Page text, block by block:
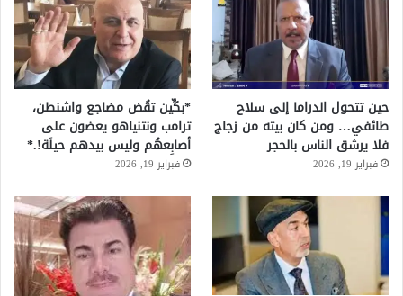
حين تتحول الدراما إلى سلاح
طائفي… ومن كان بيته من زجاج
فلا يرشق الناس بالحجر
فبراير 19, 2026
*بكِّين تقُض مضاجع واشنطن،
ترامب ونتنياهو يعضون على
أصابِعهُم وليس بيدهم حيلَة!.*
فبراير 19, 2026